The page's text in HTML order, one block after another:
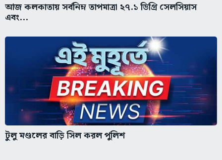
আজ কলকাতায় সর্বনিম্ন তাপমাত্রা ২৭.১ ডিগ্রি সেলসিয়াস
এবং...
টুলু মণ্ডলের বাড়ি সিল করল পুলিশ